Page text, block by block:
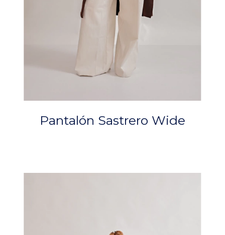
Pantalón Sastrero Wide